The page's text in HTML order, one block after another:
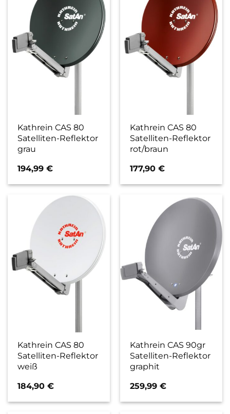
Kathrein CAS 80
Satelliten-Reflektor
grau
194,99€
Kathrein CAS 80
Satelliten-Reflektor
rot/braun
177,90€
Kathrein CAS 80
Satelliten-Reflektor
weiß
184,90€
Kathrein CAS 90gr
Satelliten-Reflektor
graphit
259,99€